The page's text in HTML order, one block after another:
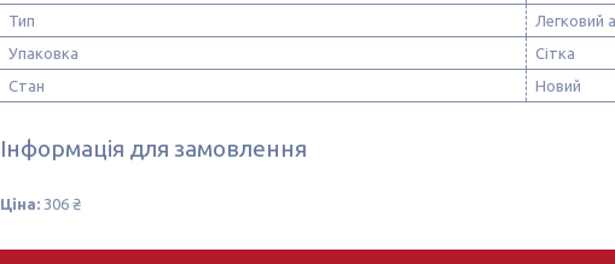
Тип
Легковий
Упаковка
Сітка
Стан
Новий
Інформація для замовлення
Ціна: 306 ₴